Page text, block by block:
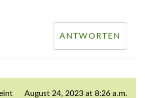
ANTWORTEN
August 24, 2023 at 8:26 a.m.